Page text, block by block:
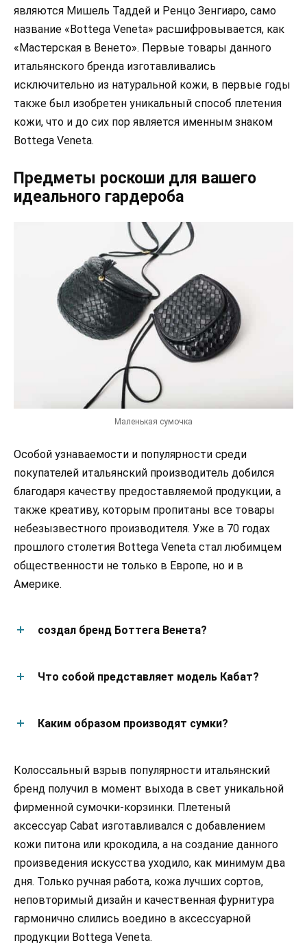
являются Мишель Таддей и Ренцо Зенгиаро, само
название «Bottega Veneta» расшифровывается, как
«Мастерская в Венето». Первые товары данного
итальянского бренда изготавливались
исключительно из натуральной кожи, в первые годы
также был изобретен уникальный способ плетения
кожи, что и до сих пор является именным знаком
Bottega Veneta.
Предметы роскоши для вашего
идеального гардероба
Маленькая сумочка
Особой узнаваемости и популярности среди
покупателей итальянский производитель добился
благодаря качеству предоставляемой продукции, а
также креативу, которым пропитаны все товары
небезызвестного производителя. Уже в 70 годах
прошлого столетия Bottega Veneta стал любимцем
общественности не только в Европе, но и в
Америке.
создал бренд Боттега Венета?
Что собой представляет модель Кабат?
Каким образом производят сумки?
Колоссальный взрыв популярности итальянский
бренд получил в момент выхода в свет уникальной
фирменной сумочки-корзинки. Плетеный
аксессуар Сabat изготавливался с добавлением
кожи питона или крокодила, а на создание данного
произведения искусства уходило, как минимум два
дня. Только ручная работа, кожа лучших сортов,
неповторимый дизайн и качественная фурнитура
гармонично слились воедино в аксессуарной
продукции Bottega Veneta.